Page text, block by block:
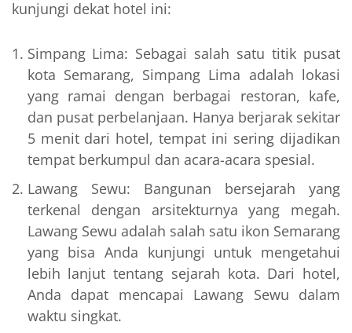
kunjungi dekat hotel ini:
Simpang Lima: Sebagai salah satu titik pusat
kota Semarang, Simpang Lima adalah lokasi
yang ramai dengan berbagai restoran, kafe,
dan pusat perbelanjaan. Hanya berjarak sekitar
5 menit dari hotel, tempat ini sering dijadikan
tempat berkumpul dan acara-acara spesial.
Lawang Sewu: Bangunan bersejarah yang
terkenal dengan arsitekturnya yang megah.
Lawang Sewu adalah salah satu ikon Semarang
yang bisa Anda kunjungi untuk mengetahui
lebih lanjut tentang sejarah kota. Dari hotel,
Anda dapat mencapai Lawang Sewu dalam
waktu singkat.